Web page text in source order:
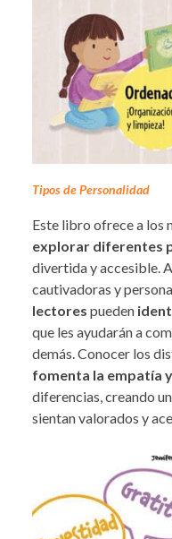
Tipos de Personalidad
Este libro ofrece a los
explorar diferentes
divertida y accesible.
cautivadoras y
lectores pueden
que les ayudarán a
demás. Conocer los
fomenta la empatía
diferencias, creando
sientan valorados y